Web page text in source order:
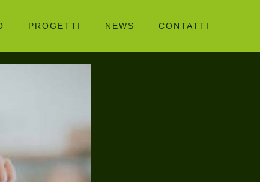
PROGETTI NEWS CONTATTI